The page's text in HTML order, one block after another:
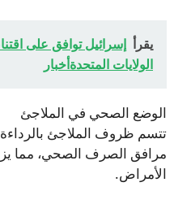
يقرأ إسرائيل توافق على
الولايات المتحدةأخبار
الوضع الصحي في الملاجئ
تتسم ظروف الملاجئ بالرداءة
مرافق الصرف الصحي، مما
الأمراض.